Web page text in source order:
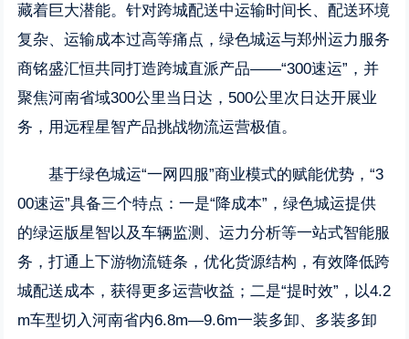
藏着巨大潜能。针对跨城配送中运输时间长、配送环境
复杂、运输成本过高等痛点，绿色城运与郑州运力服务
商铭盛汇恒共同打造跨城直派产品——“300速运”，并
聚焦河南省域300公里当日达，500公里次日达开展业
务，用远程星智产品挑战物流运营极值。
基于绿色城运“一网四服”商业模式的赋能优势，“3
00速运”具备三个特点：一是“降成本”，绿色城运提供
的绿运版星智以及车辆监测、运力分析等一站式智能服
务，打通上下游物流链条，优化货源结构，有效降低跨
城配送成本，获得更多运营收益；二是“提时效”，以4.2
m车型切入河南省内6.8m—9.6m一装多卸、多装多卸